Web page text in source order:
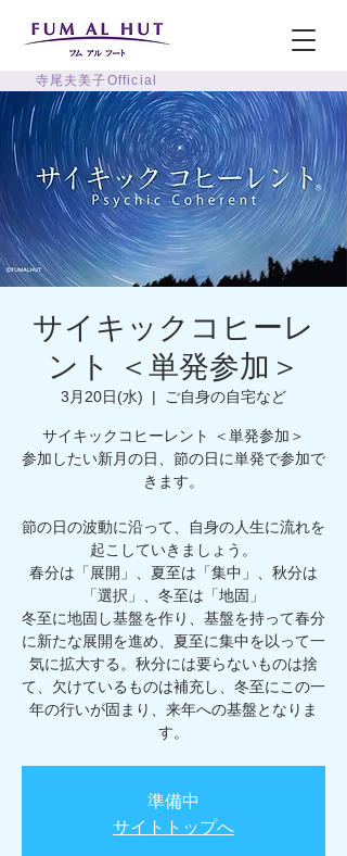
寺尾夫美子Official
サイキックコヒーレ
ント ＜単発参加＞
3月20日(水)
  |
ご自身の自宅など
サイキックコヒーレント ＜単発参加＞
参加したい新月の日、節の日に単発で参加で
きます。
節の日の波動に沿って、自身の人生に流れを
起こしていきましょう。
春分は「展開」、夏至は「集中」、秋分は
「選択」、冬至は「地固」
冬至に地固し基盤を作り、基盤を持って春分
に新たな展開を進め、夏至に集中を以って一
気に拡大する。秋分には要らないものは捨
て、欠けているものは補充し、冬至にこの一
年の行いが固まり、来年への基盤となりま
す。
準備中
サイトトップへ